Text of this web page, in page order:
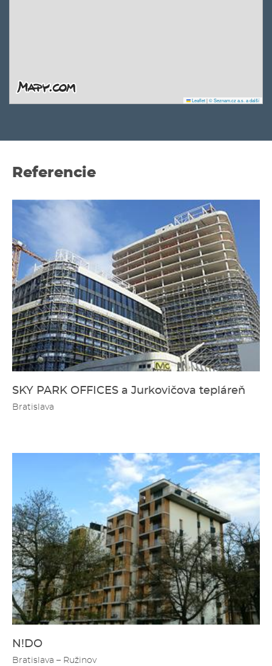
Leaflet|© Seznam.cz a.s. a další
Referencie
SKY PARK OFFICES a Jurkovičova tepláreň
Bratislava
N!DO
Bratislava – Ružinov